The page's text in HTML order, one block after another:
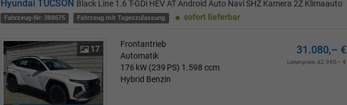
Hyundai TUCSON Black Line 1.6 T-GDi HEV AT Android Auto Navi SHZ Kamera 2Z Klimaauto
Fahrzeug-Nr: 388675 Fahrzeug mit Tageszulassung sofort lieferbar
17
Frontantrieb
Automatik
176 kW (239 PS) 1.598 ccm
Hybrid Benzin
31.080,– €
Listenpreis:42.990,– €